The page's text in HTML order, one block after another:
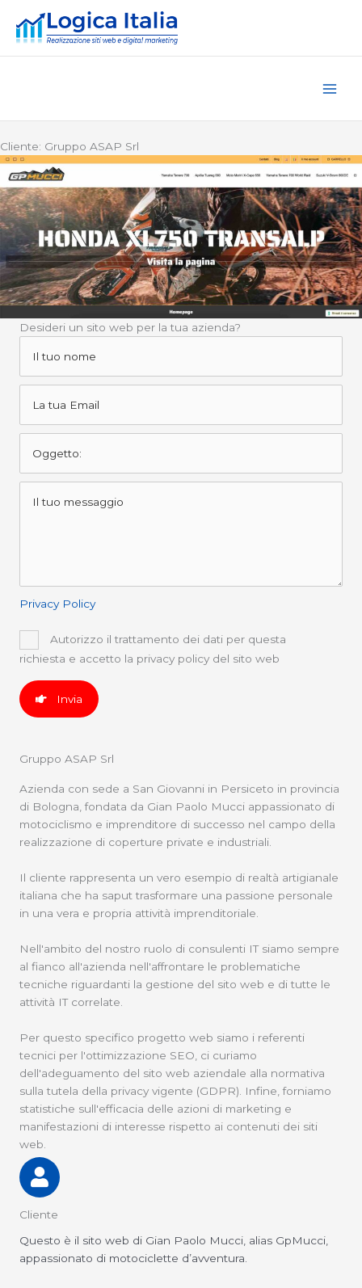
contenuto
Cliente: Gruppo ASAP Srl
Desideri un sito web per la tua azienda?
Privacy Policy
Autorizzo il trattamento dei dati per questa
richiesta e accetto la privacy policy del sito web
Invia
Gruppo ASAP Srl
Azienda con sede a San Giovanni in Persiceto in provincia
di Bologna, fondata da Gian Paolo Mucci appassionato di
motociclismo e imprenditore di successo nel campo della
realizzazione di coperture private e industriali.
Il cliente rappresenta un vero esempio di realtà artigianale
italiana che ha saput trasformare una passione personale
in una vera e propria attività imprenditoriale.
Nell'ambito del nostro ruolo di consulenti IT siamo sempre
al fianco all'azienda nell'affrontare le problematiche
tecniche riguardanti la gestione del sito web e di tutte le
attività IT correlate.
Per questo specifico progetto web siamo i referenti
tecnici per l'ottimizzazione SEO, ci curiamo
dell'adeguamento del sito web aziendale alla normativa
sulla tutela della privacy vigente (GDPR). Infine, forniamo
statistiche sull'efficacia delle azioni di marketing e
manifestazioni di interesse rispetto ai contenuti dei siti
web.
Cliente
Questo è il sito web di Gian Paolo Mucci, alias GpMucci,
appassionato di motociclette d’avventura.